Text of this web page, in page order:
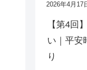
2026年4月17
【第4回
い｜平安
り